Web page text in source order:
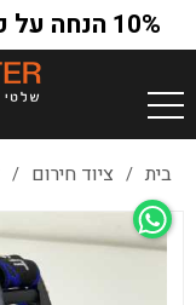
10% הנחה על כל האתר בקוד קופון extra10
בית / ציוד חירום /